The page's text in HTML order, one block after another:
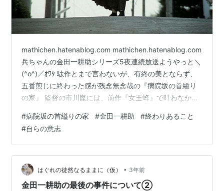
mathichen.hatenablog.com mathichen.hatenablog.com
兵ちゃんの金田一耕助シリーズ5夜連続放送ようやっと＼
(^o^)／ｵﾜﾀ 駄作とまで言わないが、有終の美とならず、
五番煎じに終わった感が残念無念哉の『病院坂の首縊り
の家』 監督の市川崑には、前作『女王蜂』で叶わなかっ
果たせてスッキリ？ 原作では死体遺棄などのみで殺人は
していない法眼弥生、そう美女の佐久間良子が2名を殺害
したがなw
#病院坂の首縊りの家 #金田一耕助 #終わりあること
#自らの意志
はぐれの徒然なるままに（仮） • 3年前
金田一耕助の最後の事件について➁